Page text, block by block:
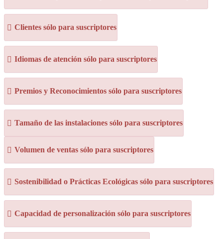
Clientes sólo para suscriptores
Idiomas de atención sólo para suscriptores
Premios y Reconocimientos sólo para suscriptores
Tamaño de las instalaciones sólo para suscriptores
Volumen de ventas sólo para suscriptores
Sostenibilidad o Prácticas Ecológicas sólo para suscriptores
Capacidad de personalización sólo para suscriptores